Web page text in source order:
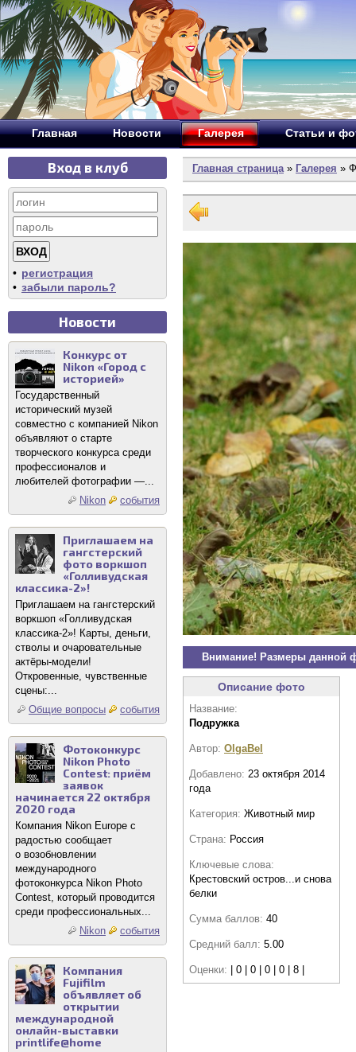
Главная Новости Галерея Статьи и
Вход в клуб
• регистрация
• забыли пароль?
Новости
Конкурс от
Nikon «Город с
историей»
Государственный
исторический музей
совместно с компанией Nikon
объявляют о старте
творческого конкурса среди
профессионалов и
любителей фотографии —...
Nikon
события
Приглашаем на
гангстерский
фото воркшоп
«Голливудская
классика-2»!
Приглашаем на гангстерский
воркшоп «Голливудская
классика-2»! Карты, деньги,
стволы и очаровательные
актёры-модели!
Откровенные, чувственные
сцены:...
Общие вопросы
события
Фотоконкурс
Nikon Photo
Contest: приём
заявок
начинается 22 октября
2020 года
Компания Nikon Europe с
радостью сообщает
о возобновлении
международного
фотоконкурса Nikon Photo
Contest, который проводится
среди профессиональных...
Nikon
события
Компания
Fujifilm
объявляет об
открытии
международной
онлайн-выставки
printlife@home
Главная страница» Галерея »
Внимание! Размеры данной
Описание фото
Название:
Подружка
Автор: OlgaBel
Добавлено: 23 октября 2014
года
Категория: Животный мир
Страна: Россия
Ключевые слова:
Крестовский остров...и снова
белки
Сумма баллов: 40
Средний балл: 5.00
Оценки: | 0 | 0 | 0 | 0 | 8 |